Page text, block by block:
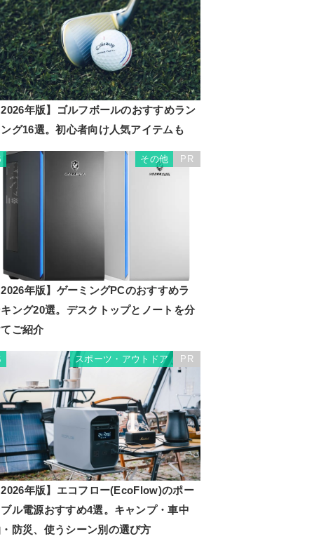
年版】ゴルフボールのおすすめラン
グ16選。初心者向け人気アイテムも
その他 PR
年版】ゲーミングPCのおすすめラ
ング20選。デスクトップとノートを分
ご紹介
スポーツ・アウトドア PR
年版】エコフロー(EcoFlow)のポー
ル電源おすすめ4選。キャンプ・車中
防災、使うシーン別の選び方